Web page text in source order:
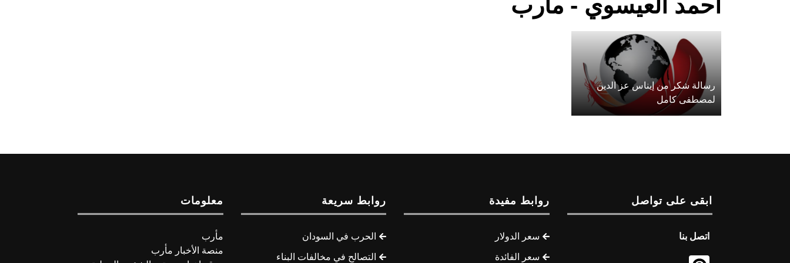
أحمد العيسوي - مأرب
رسالة شكر من إيناس عز الدين
لمصطفى كامل
ابقى على تواصل
اتصل بنا
روابط مفيدة
سعر الدولار
سعر الفائدة
روابط سريعة
الحرب في السودان
التصالح في مخالفات البناء
معلومات
مأرب
منصة الأخبار مأرب